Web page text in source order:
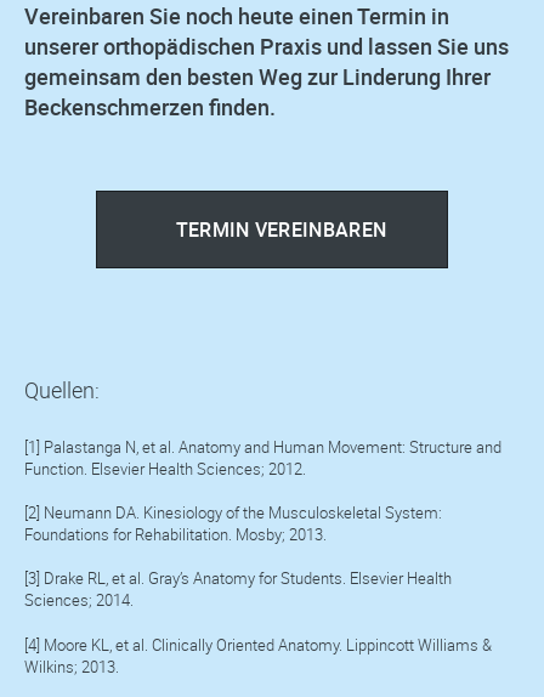
Vereinbaren Sie noch heute einen Termin in
unserer orthopädischen Praxis und lassen Sie uns
gemeinsam den besten Weg zur Linderung Ihrer
Beckenschmerzen finden.
TERMIN VEREINBAREN
Quellen:
[1] Palastanga N, et al. Anatomy and Human Movement: Structure and
Function. Elsevier Health Sciences; 2012.
[2] Neumann DA. Kinesiology of the Musculoskeletal System:
Foundations for Rehabilitation. Mosby; 2013.
[3] Drake RL, et al. Gray’s Anatomy for Students. Elsevier Health
Sciences; 2014.
[4] Moore KL, et al. Clinically Oriented Anatomy. Lippincott Williams &
Wilkins; 2013.